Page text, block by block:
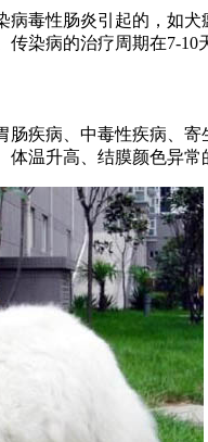
毒性肠炎引起的，如
染病的治疗周期在7-10
疾病、中毒性疾病、
温升高、结膜颜色异常